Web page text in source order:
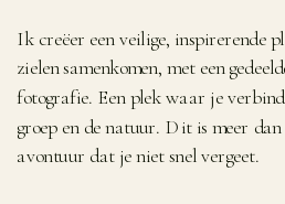
Ik creëer een veilige, inspirerende
zielen samenkomen, met een
fotografie. Een plek waar je
groep en de natuur. Dit is meer dan
avontuur dat je niet snel vergeet.